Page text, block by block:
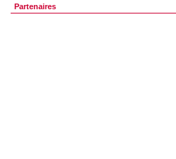
Partenaires